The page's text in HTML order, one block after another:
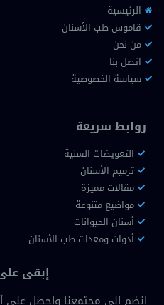
الرئيسية
قاموس طب الأسنان
من نحن
اتصل بنا
سياسة الخصوصية
روابط سريعة
التعويضات السنية
ترميم الأسنان
مقالات مميزة
مواضيع متنوعة
أسنان الحيوانات
أدوات ومعدات طب الأسنان
إبقى
انضم إلى مجتمعنا واحصل على